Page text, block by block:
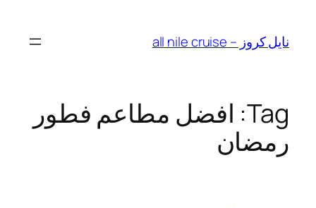
content
نايل كروز – all nile cruise
Tag: افضل مطاعم فطور
رمضان